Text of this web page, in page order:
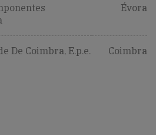
Évora
De Coimbra, E.p.e. Coimbra